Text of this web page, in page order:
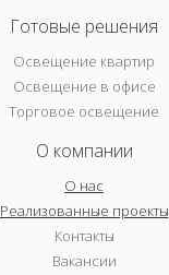
Готовые решения
Освещение квартир
Освещение в офисе
Торговое освещение
О компании
О нас
Реализованные проекты
Контакты
Вакансии